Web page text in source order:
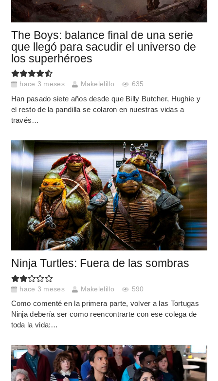
The Boys: balance final de una serie
que llegó para sacudir el universo de
los superhéroes
hace 3 meses Makelelillo 635
Han pasado siete años desde que Billy Butcher, Hughie y
el resto de la pandilla se colaron en nuestras vidas a
través…
Ninja Turtles: Fuera de las sombras
hace 3 meses Makelelillo 590
Como comenté en la primera parte, volver a las Tortugas
Ninja debería ser como reencontrarte con ese colega de
toda la vida:…